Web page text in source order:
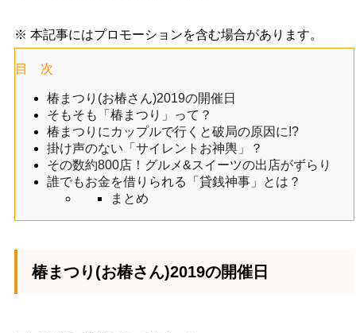
※ 本記事にはプロモーションを含む場合があります。
目 次
椿まつり(お椿さん)2019の開催日
そもそも「椿まつり」って？
椿まつりにカップルで行くと破局の原因に!?
掛け声のない「サイレントお神輿」？
その数約800店！グルメ&スイーツの出店がずらり
誰でもお金を借りられる「貸銭神事」とは？
まとめ
椿まつり(お椿さん)2019の開催日